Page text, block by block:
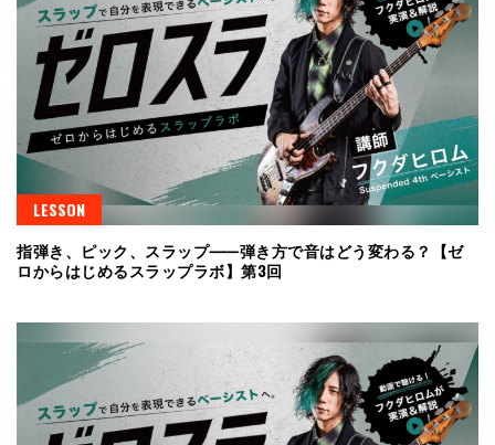
LESSON
指弾き、ピック、スラップ⸺弾き方で音はどう変わる？【ゼ
ロからはじめるスラップラボ】第3回